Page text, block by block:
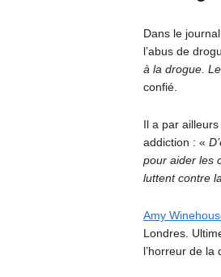
Dans le
l’abus de
à la drogue.
confié.
Il a par
addiction : «
pour aider les
luttent contre
Amy
Londres.
l’horreur de la